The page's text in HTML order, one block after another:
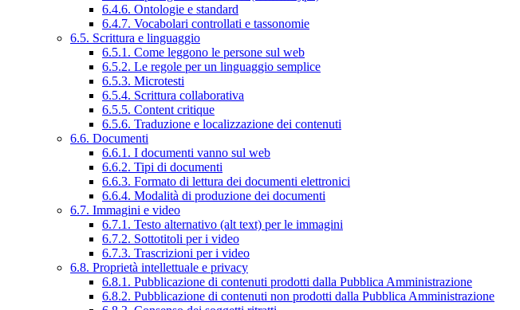
6.4.6. Ontologie e standard
6.4.7. Vocabolari controllati e tassonomie
6.5. Scrittura e linguaggio
6.5.1. Come leggono le persone sul web
6.5.2. Le regole per un linguaggio semplice
6.5.3. Microtesti
6.5.4. Scrittura collaborativa
6.5.5. Content critique
6.5.6. Traduzione e localizzazione dei contenuti
6.6. Documenti
6.6.1. I documenti vanno sul web
6.6.2. Tipi di documenti
6.6.3. Formato di lettura dei documenti elettronici
6.6.4. Modalità di produzione dei documenti
6.7. Immagini e video
6.7.1. Testo alternativo (alt text) per le immagini
6.7.2. Sottotitoli per i video
6.7.3. Trascrizioni per i video
6.8. Proprietà intellettuale e privacy
6.8.1. Pubblicazione di contenuti prodotti dalla Pubblica Amministrazione
6.8.2. Pubblicazione di contenuti non prodotti dalla Pubblica Amministrazione